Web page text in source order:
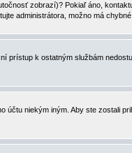
zobrazí)? Pokiaľ áno,
administrátora, možno má chybné
k ostatným službám
účtu niekým iným. Aby ste zostali